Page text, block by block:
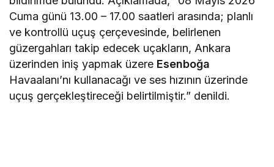
Cuma günü 13.00 – 17.00 saatleri arasında; planlı
ve kontrollü uçuş çerçevesinde, belirlenen
güzergahları takip edecek uçakların, Ankara
üzerinden iniş yapmak üzere Esenboğa
Havaalanı’nı kullanacağı ve ses hızının üzerinde
uçuş gerçekleştireceği belirtilmiştir.” denildi.